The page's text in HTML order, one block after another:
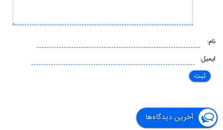
نام:
ایمیل:
آخرین دیدگاه‌ها